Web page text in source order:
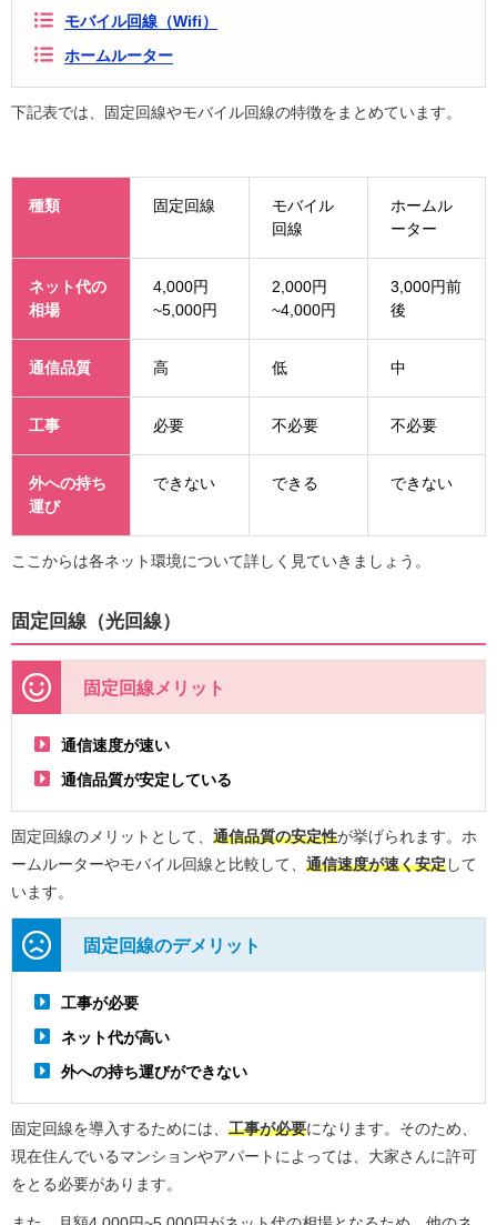
モバイル回線（Wifi）
ホームルーター
下記表では、固定回線やモバイル回線の特徴をまとめています。
種類 固定回線
モバイル
回線
ホームル
ーター
ネット代の
相場
4,000円
~5,000円
2,000円
~4,000円
3,000円前
後
通信品質 高 低 中
工事 必要 不必要 不必要
外への持ち
運び
できない できる できない
ここからは各ネット環境について詳しく見ていきましょう。
固定回線（光回線）
固定回線メリット
通信速度が速い
通信品質が安定している
固定回線のメリットとして、 通信品質の安定性が挙げられます。ホ
ームルーターやモバイル回線と比較して、 通信速度が速く安定 して
います。
固定回線のデメリット
工事が必要
ネット代が高い
外への持ち運びができない
固定回線を導入するためには、 工事が必要になります。そのため、
現在住んでいるマンションやアパートによっては、大家さんに許可
をとる必要があります。